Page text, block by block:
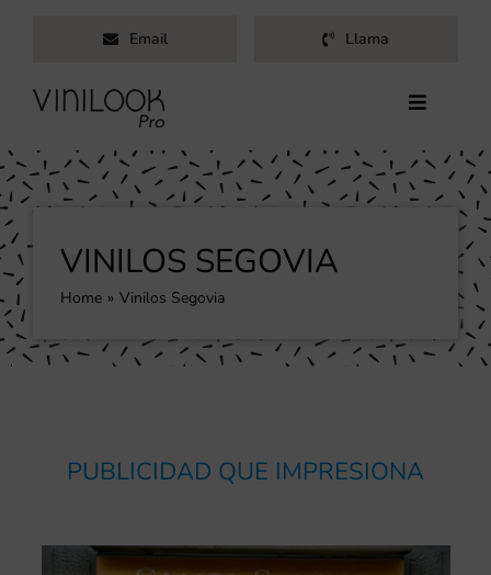
contenido
Email Llama
Toggle
Inicio
Servicios
Productos
Trabajos
Blog
VINILOS SEGOVIA
Home Vinilos Segovia
PUBLICIDAD QUE IMPRESIONA